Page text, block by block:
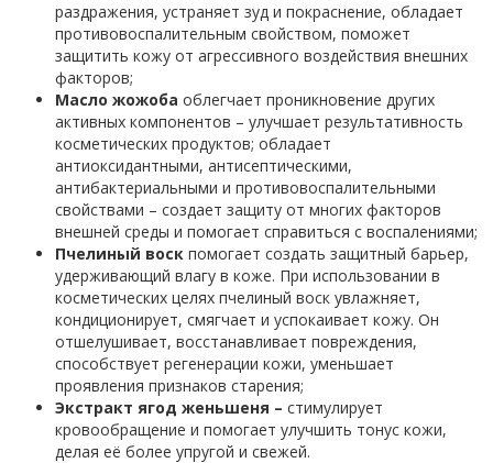
раздражения, устраняет зуд и покраснение, обладает
противовоспалительным свойством, поможет
защитить кожу от агрессивного воздействия внешних
факторов;
Масло жожоба облегчает проникновение других
активных компонентов – улучшает результативность
косметических продуктов; обладает
антиоксидантными, антисептическими,
антибактериальными и противовоспалительными
свойствами – создает защиту от многих факторов
внешней среды и помогает справиться с воспалениями;
Пчелиный воск помогает создать защитный барьер,
удерживающий влагу в коже. При использовании в
косметических целях пчелиный воск увлажняет,
кондиционирует, смягчает и успокаивает кожу. Он
отшелушивает, восстанавливает повреждения,
способствует регенерации кожи, уменьшает
проявления признаков старения;
Экстракт ягод женьшеня – стимулирует
кровообращение и помогает улучшить тонус кожи,
делая её более упругой и свежей.